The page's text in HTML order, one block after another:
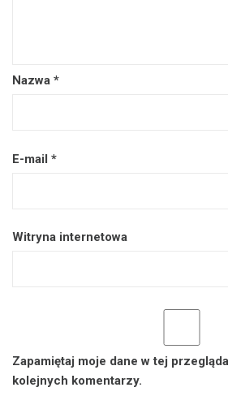
Nazwa *
E-mail *
Witryna internetowa
Zapamiętaj moje dane w tej
kolejnych komentarzy.